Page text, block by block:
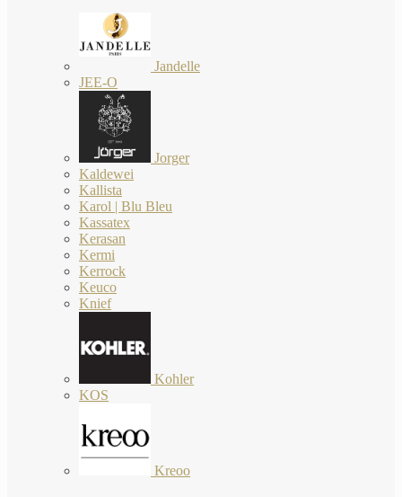
Jandelle
JEE-O
Jorger
Kaldewei
Kallista
Karol | Blu Bleu
Kassatex
Kerasan
Kermi
Kerrock
Keuco
Knief
Kohler
KOS
Kreoo